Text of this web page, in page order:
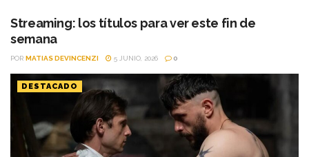
el menú tiene de todo. I Will Find You - Netflix Te
encontraré es una miniserie basada en...
Streaming: los títulos para ver este fin de
semana
POR MATIAS DEVINCENZI 5 JUNIO, 2026 0
DESTACADO